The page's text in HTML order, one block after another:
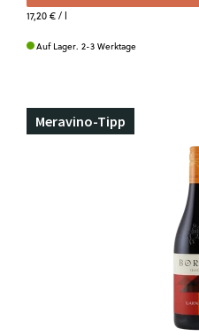
17,20 €/ l
Auf Lager. 2-3 Werktage
Meravino-Tipp